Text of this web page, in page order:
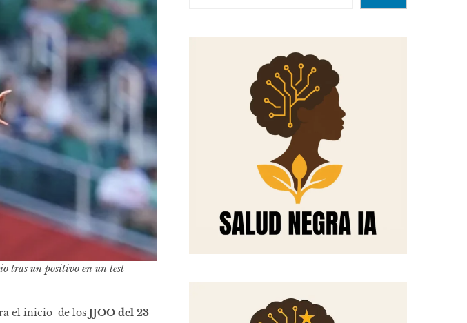
tras un positivo en un test
el inicio de los JJOO del 23